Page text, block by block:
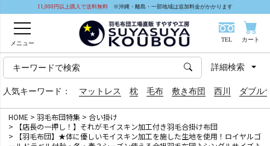
11,000円以上購入で送料無料 ※沖縄・離島・一部地域は追加料金がかかります
メニュー
TEL カート
人気キーワード： マットレス 枕 毛布 敷き布団 西川 ダブル
詳細検索
HOME 羽毛布団特集
合い掛け
【店長の一押し！】それがモイスキン加工付き羽毛合掛け布団
【羽毛布団】★体に優しいモイスキン加工を施した生地を使用！ロイヤルゴ